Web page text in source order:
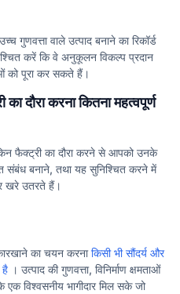
गुणवत्ता वाले उत्पाद बनाने का रिकॉर्ड
करें कि वे अनुकूलन विकल्प प्रदान
को पूरा कर सकते हैं।
दौरा करना कितना महत्वपूर्ण
फैक्ट्री का दौरा करने से आपको उनके
बनाने, तथा यह सुनिश्चित करने में
खरे उतरते हैं।
का चयन करनाकिसी भी सौंदर्य और
है । उत्पाद की गुणवत्ता, विनिर्माण क्षमताओं
विश्वसनीय भागीदार मिल सके जो